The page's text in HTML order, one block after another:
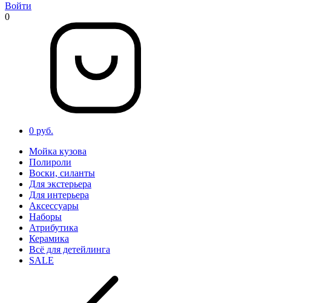
Войти
0
0 руб.
Мойка кузова
Полироли
Воски, силанты
Для экстерьера
Для интерьера
Аксессуары
Наборы
Атрибутика
Керамика
Всё для детейлинга
SALE